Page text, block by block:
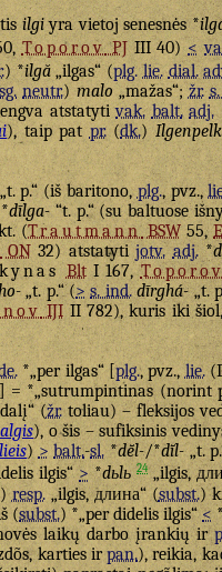
ilgiyra vietoj senesnės *
ToporovPJIII 40)<
) *ilgă„ilgas“ (plg. lie. dial.
sg. neutr.)malo„mažas“;žr.
atstatytivak. balt. adj.
), taip patpr.(dk.)
p.“ (iš baritono,plg., pvz.,
dīlga-“t. p.“ (su baltuose
(TrautmannBSW55,
ON32) atstatytijotv. adj.*
BltI 167,
„t. p.“ (> s. ind. dīrghá-„t.
IJIII 782), kuris iki
*„per ilgas“ [plg., pvz.,lie.
= *„sutrumpintinas (norint
(žr.toliau) – fleksijos
), o šis – sufiksinis
) > balt.-sl.*dē̆l-/*dī̆l-„t.
ilgis“>*dьlь 24„ilgis,
)resp.„ilgis, длина“ (subst.)
(subst.) *„per didelis ilgis“<
laikų darbo įrankių ir
karties irpan.), reikia,